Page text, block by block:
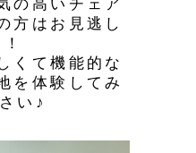
方はお見逃し
くて機能的な
を体験してみ
い♪